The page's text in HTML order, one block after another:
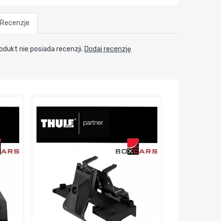
Recenzje
nie posiada recenzji. Dodaj recenzję